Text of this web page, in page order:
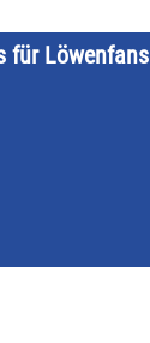
für Löwenfans